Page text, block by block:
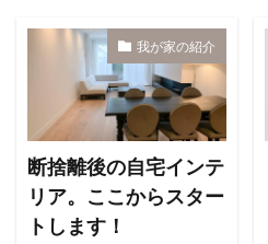
我が家の紹介
断捨離後の自宅インテ
リア。ここからスター
トします！